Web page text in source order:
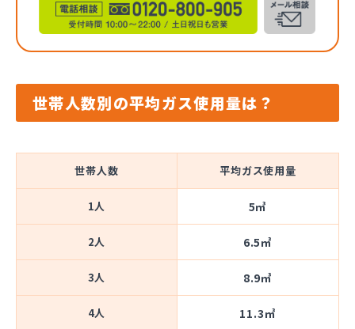
世帯人数別の平均ガス使用量は？
世帯人数 平均ガス使用量
1人 5㎥
2人 6.5㎥
3人 8.9㎥
4人 11.3㎥